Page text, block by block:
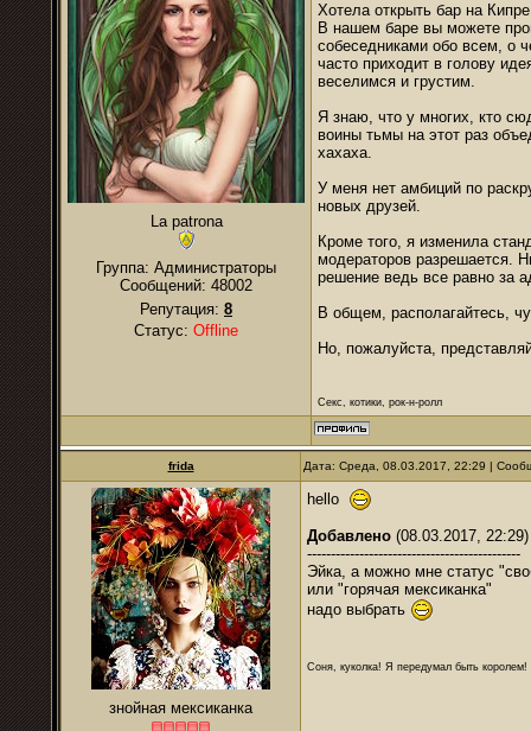
La patrona
Группа: Администраторы
Сообщений: 48002
Репутация: 8
Статус: Offline
Хотела открыть бар на
В нашем баре вы можете
собеседниками обо всем, о
часто приходит в голову
веселимся и грустим.
Я знаю, что у многих, кто
воины тьмы на этот раз
хахаха.
У меня нет амбиций по
новых друзей.
Кроме того, я изменила
модераторов разрешается.
решение ведь все равно за
В общем, располагайтесь,
Но, пожалуйста,
Секс, котики, рок-н-ролл
frida Дата: Среда, 08.03.2017, 22:29 |
знойная мексиканка
hello
Добавлено (08.03.2017, 22:29)
---------------------------------------------
Эйка, а можно мне статус
или "горячая мексиканка"
надо выбрать
Соня, куколка! Я передумал быть